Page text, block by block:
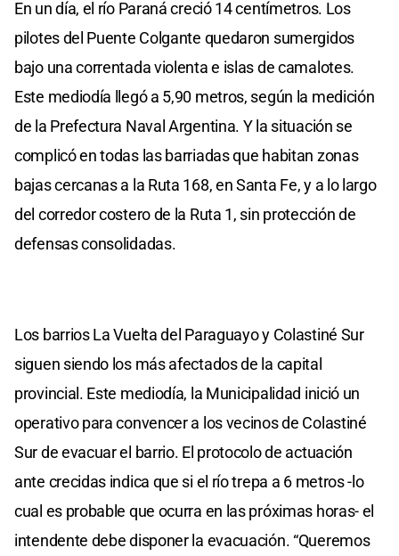
En un día, el río Paraná creció 14 centímetros. Los
pilotes del Puente Colgante quedaron sumergidos
bajo una correntada violenta e islas de camalotes.
Este mediodía llegó a 5,90 metros, según la medición
de la Prefectura Naval Argentina. Y la situación se
complicó en todas las barriadas que habitan zonas
bajas cercanas a la Ruta 168, en Santa Fe, y a lo largo
del corredor costero de la Ruta 1, sin protección de
defensas consolidadas.
Los barrios La Vuelta del Paraguayo y Colastiné Sur
siguen siendo los más afectados de la capital
provincial. Este mediodía, la Municipalidad inició un
operativo para convencer a los vecinos de Colastiné
Sur de evacuar el barrio. El protocolo de actuación
ante crecidas indica que si el río trepa a 6 metros -lo
cual es probable que ocurra en las próximas horas- el
intendente debe disponer la evacuación. “Queremos